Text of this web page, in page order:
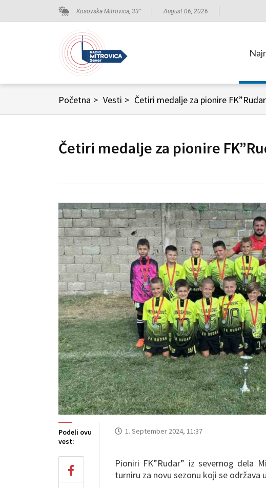
Kosovska Mitrovica, 33° August 06, 2026
Početna > Vesti > Četiri medalje za pionire
Četiri medalje za pionire
Podeli ovu
vest:
1. September 2024, 11:37
Pioniri FK”Rudar” iz severnog dela
turniru za novu sezonu koji se održava